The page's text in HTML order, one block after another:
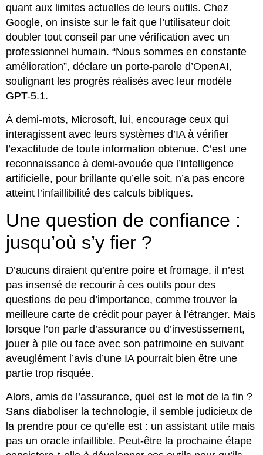
quant aux limites actuelles de leurs outils. Chez
Google, on insiste sur le fait que l’utilisateur doit
doubler tout conseil par une vérification avec un
professionnel humain. “Nous sommes en constante
amélioration”, déclare un porte-parole d’OpenAI,
soulignant les progrès réalisés avec leur modèle
GPT-5.1.
À demi-mots, Microsoft, lui, encourage ceux qui
interagissent avec leurs systèmes d’IA à vérifier
l’exactitude de toute information obtenue. C’est une
reconnaissance à demi-avouée que l’intelligence
artificielle, pour brillante qu’elle soit, n’a pas encore
atteint l’infaillibilité des calculs bibliques.
Une question de confiance :
jusqu’où s’y fier ?
D’aucuns diraient qu’entre poire et fromage, il n’est
pas insensé de recourir à ces outils pour des
questions de peu d’importance, comme trouver la
meilleure carte de crédit pour payer à l’étranger. Mais
lorsque l’on parle d’assurance ou d’investissement,
jouer à pile ou face avec son patrimoine en suivant
aveuglément l’avis d’une IA pourrait bien être une
partie trop risquée.
Alors, amis de l’assurance, quel est le mot de la fin ?
Sans diaboliser la technologie, il semble judicieux de
la prendre pour ce qu’elle est : un assistant utile mais
pas un oracle infaillible. Peut-être la prochaine étape